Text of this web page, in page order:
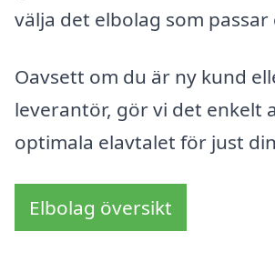
välja det elbolag som passar
Oavsett om du är ny kund
leverantör, gör vi det enkelt
optimala elavtalet för just
Elbolag översikt